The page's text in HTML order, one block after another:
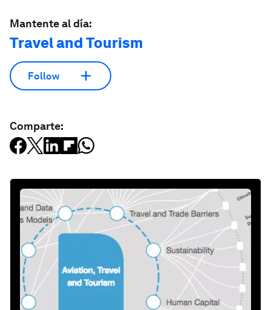
Mantente al día:
Travel and Tourism
Follow
Comparte: